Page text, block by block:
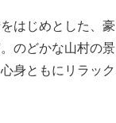
はじめとした、豪
のどかな山村の景
身ともにリラック